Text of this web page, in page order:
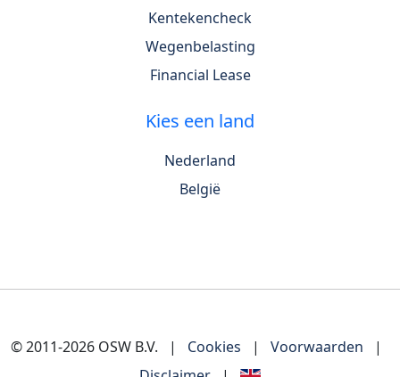
Kentekencheck
Wegenbelasting
Financial Lease
Kies een land
Nederland
België
© 2011-2026 OSW B.V. | Cookies | Voorwaarden
|